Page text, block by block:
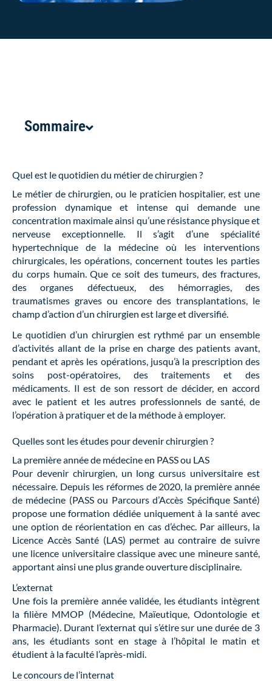
Sommaire
Quel est le quotidien du métier de chirurgien ?
Le métier de chirurgien, ou le praticien hospitalier, est une
profession dynamique et intense qui demande une
concentration maximale ainsi qu’une résistance physique et
nerveuse exceptionnelle. Il s’agit d’une spécialité
hypertechnique de la médecine où les interventions
chirurgicales, les opérations, concernent toutes les parties
du corps humain. Que ce soit des tumeurs, des fractures,
des organes défectueux, des hémorragies, des
traumatismes graves ou encore des transplantations, le
champ d’action d’un chirurgien est large et diversifié.
Le quotidien d’un chirurgien est rythmé par un ensemble
d’activités allant de la prise en charge des patients avant,
pendant et après les opérations, jusqu’à la prescription des
soins post-opératoires, des traitements et des
médicaments. Il est de son ressort de décider, en accord
avec le patient et les autres professionnels de santé, de
l’opération à pratiquer et de la méthode à employer.
Quelles sont les études pour devenir chirurgien ?
La première année de médecine en PASS ou LAS
Pour devenir chirurgien, un long cursus universitaire est
nécessaire. Depuis les réformes de 2020, la première année
de médecine (PASS ou Parcours d’Accès Spécifique Santé)
propose une formation dédiée uniquement à la santé avec
une option de réorientation en cas d’échec. Par ailleurs, la
Licence Accès Santé (LAS) permet au contraire de suivre
une licence universitaire classique avec une mineure santé,
apportant ainsi une plus grande ouverture disciplinaire.
L’externat
Une fois la première année validée, les étudiants intègrent
la filière MMOP (Médecine, Maïeutique, Odontologie et
Pharmacie). Durant l’externat qui s’étire sur une durée de 3
ans, les étudiants sont en stage à l’hôpital le matin et
étudient à la faculté l’après-midi.
Le concours de l’internat